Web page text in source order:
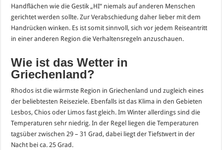
Handflächen wie die Gestik „HI“ niemals auf anderen Menschen
gerichtet werden sollte. Zur Verabschiedung daher lieber mit dem
Handrücken winken. Es ist somit sinnvoll, sich vor jedem Reiseantritt
in einer anderen Region die Verhaltensregeln anzuschauen.
Wie ist das Wetter in
Griechenland?
Rhodos ist die wärmste Region in Griechenland und zugleich eines
der beliebtesten Reiseziele. Ebenfalls ist das Klima in den Gebieten
Lesbos, Chios oder Limos fast gleich. Im Winter allerdings sind die
Temperaturen sehr niedrig. In der Regel liegen die Temperaturen
tagsüber zwischen 29 – 31 Grad, dabei liegt der Tiefstwert in der
Nacht bei ca. 25 Grad.